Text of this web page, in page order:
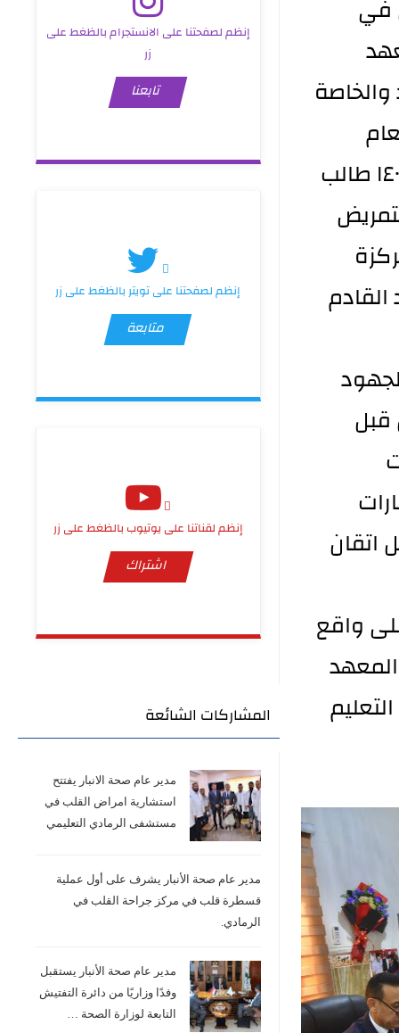
القبول في
الدراسي ٢٠٢٢_٢٠٢٣ في المعهد حيث تم مقابلة ١٤٠ طالب
قبل
اتقان
واقع
إنظم لصفحتنا على الانستجرام بالظغط على
زر
تابعنا
إنظم لصفحتنا على تويتر بالظغط على زر
متابعة
إنظم لقناتنا على يوتيوب بالظغط على زر
اشتراك
المشاركات الشائعة
مدير عام صحة الانبار يفتتح
استشارية امراض القلب في
مستشفى الرمادي التعليمي
مدير عام صحة الأنبار يشرف على أول عملية
قسطرة قلب في مركز جراحة القلب في
الرمادي.
مدير عام صحة الأنبار يستقبل
وفدًا وزاريًا من دائرة التفتيش
التابعة لوزارة الصحة …